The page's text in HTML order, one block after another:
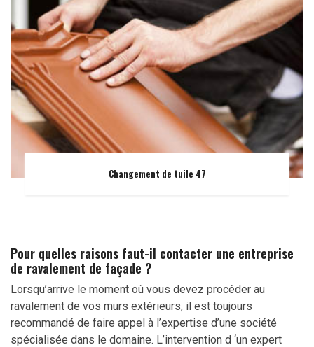
Changement de tuile 47
Pour quelles raisons faut-il contacter une entreprise
de ravalement de façade ?
Lorsqu’arrive le moment où vous devez procéder au
ravalement de vos murs extérieurs, il est toujours
recommandé de faire appel à l’expertise d’une société
spécialisée dans le domaine. L’intervention d ‘un expert